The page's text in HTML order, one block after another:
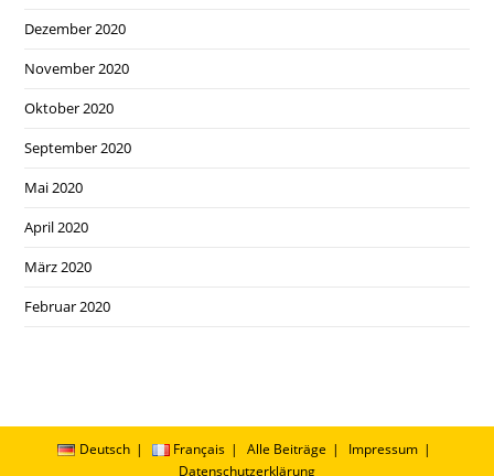
Dezember 2020
November 2020
Oktober 2020
September 2020
Mai 2020
April 2020
März 2020
Februar 2020
Deutsch Français Alle Beiträge
Impressum
Datenschutzerklärung